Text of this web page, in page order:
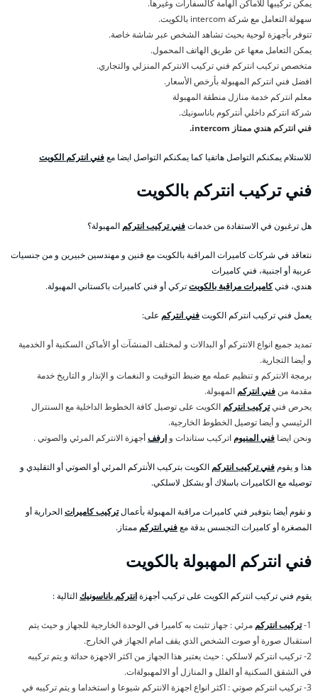
يمكن تركيبها للاماكن الهامة كالسفارات وغيرها.
سهولة التعامل مع شركة intercom بالكويت.
تتوفر بأجهزة لوحية بحيث تشاهد الشخص عبر شاشة خاصة.
يمكن التعامل معها عن طريق الهاتف المحمول.
متخصص تركيب انتركم فني تركيب الانتركم المنزلي والتجاري.
افضل فني انتركم المهبولة بأرخص الأسعار.
معلم انتركم خدمة منازل منطقة المهبولة
شركة انتركم داخلي أنتركوم باناسونيك.
فني انتركم هندي ممتاز intercom.
للاستلام يمكنكم التواصل هاتفيا كما يمكنكم التواصل ايضا معفني انتركم الكويت
فني تركيب انتركم بالكويت
هل ترغبون في الاستفادة من خدماتفني تركيب انتركم المهبولة؟
نتعاقد في شركات كاميرات المراقبة بالكويت مع فنين و مهندسين خبيرين و من جنسيات
عربية أو اجنبية، فني كاميرات
هندي، فنيكاميرات مراقبة بالكويتتركي أو فني كاميرات باكستاني المهبولة.
يعمل فني تركيب انتركم الكويتفني انتركم على:
تمديد جميع انواع الانتركم أو البدالات و لمختلف المنشآت أو الأماكن السكنية أو الخدمية
و أيضا التجارية.
برمجة الانتركم و تنظيم عمله مع ضبط التوقيت و النغمات و الإنذار و التاريخ خدمة
مقدمة من فني انتركم المهبولة.
يحرص فنيتركيب انتركم الكويت على توصيل كافة الخطوط الداخلية مع السنترال
الرئيسي و أيضا توصيل الخطوط الخارجية.
ونحن ايضا فني المنيوماتركيب ستاندات و ارففأجهزة الانتركم المرئي والصوتي .
هذا و يقوم فني تركيب انتركم الكويت بتركيب الأنتركم المرئي أو الصوتي أو التقليدي و
توصيله مع الكاميرات باسلاك أو بشكل لاسلكي.
و نقوم أيضا بتوفير فني كاميرات مراقبة المهبولة بأعمالتركيب كاميراتالحرارية أو
المصغرة أو كاميرات التجسس بدقة معفني انتركمممتاز.
فني انتركم المهبولة بالكويت
يقوم فني تركيب انتركم الكويت على تركيب أجهزةانتركم باناسونيك التالية :
1- تركيب انتركم مرئي : جهاز تثبت به كاميرا في الوحدة الخارجية للجهاز و حيث يتم
استقبال صورة أو صوت الشخص الذي يقف امام الجهاز في الخارج.
2- تركيب انتركم لاسلكي : حيث يعتبر هذا الجهاز من اكثر الاجهزة حداثة و يتم تركيبه
في الشقق السكنية أو الفلل و المنازل أو الالمهبولةات.
3- تركيب انتركم صوتي : اكثر انواع اجهزة الانتركم شيوعا و استخداما و يتم تركيبه في